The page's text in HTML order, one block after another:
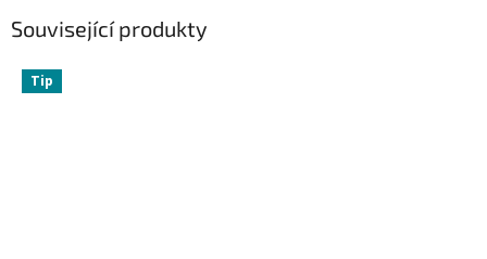
Související produkty
Tip